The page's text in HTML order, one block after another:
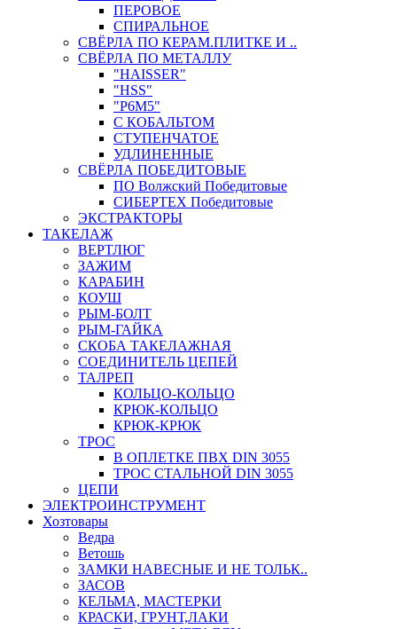
ПЕРОВОЕ
СПИРАЛЬНОЕ
СВЁРЛА ПО КЕРАМ.ПЛИТКЕ И ..
СВЁРЛА ПО МЕТАЛЛУ
"HAISSER"
"HSS"
"Р6М5"
С КОБАЛЬТОМ
СТУПЕНЧАТОЕ
УДЛИНЕННЫЕ
СВЁРЛА ПОБЕДИТОВЫЕ
ПО Волжский Победитовые
СИБЕРТЕХ Победитовые
ЭКСТРАКТОРЫ
ТАКЕЛАЖ
ВЕРТЛЮГ
ЗАЖИМ
КАРАБИН
КОУШ
РЫМ-БОЛТ
РЫМ-ГАЙКА
СКОБА ТАКЕЛАЖНАЯ
СОЕДИНИТЕЛЬ ЦЕПЕЙ
ТАЛРЕП
КОЛЬЦО-КОЛЬЦО
КРЮК-КОЛЬЦО
КРЮК-КРЮК
ТРОС
В ОПЛЕТКЕ ПВХ DIN 3055
ТРОС СТАЛЬНОЙ DIN 3055
ЦЕПИ
ЭЛЕКТРОИНСТРУМЕНТ
Хозтовары
Ведра
Ветошь
ЗАМКИ НАВЕСНЫЕ И НЕ ТОЛЬК..
ЗАСОВ
КЕЛЬМА, МАСТЕРКИ
КРАСКИ, ГРУНТ,ЛАКИ